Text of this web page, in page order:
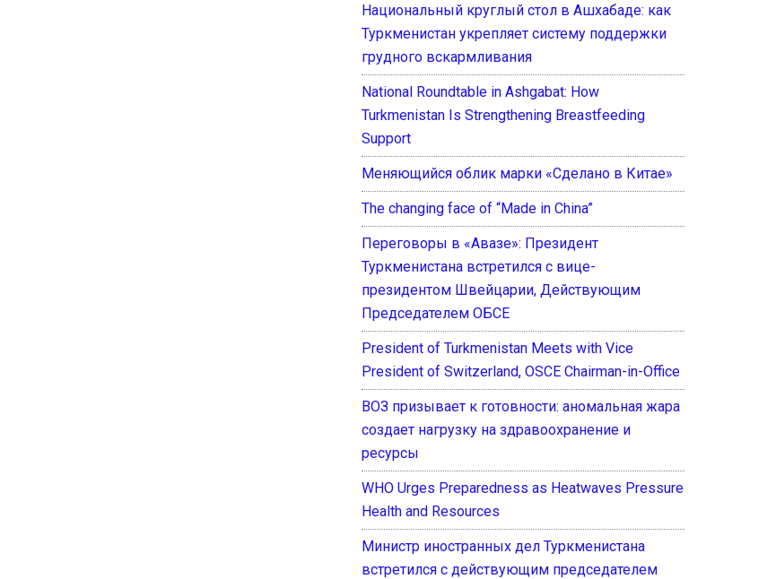
Национальный круглый стол в Ашхабаде: как
Туркменистан укрепляет систему поддержки
грудного вскармливания
National Roundtable in Ashgabat: How
Turkmenistan Is Strengthening Breastfeeding
Support
Меняющийся облик марки «Сделано в Китае»
The changing face of “Made in China”
Переговоры в «Авазе»: Президент
Туркменистана встретился с вице-
президентом Швейцарии, Действующим
Председателем ОБСЕ
President of Turkmenistan Meets with Vice
President of Switzerland, OSCE Chairman-in-Office
ВОЗ призывает к готовности: аномальная жара
создает нагрузку на здравоохранение и
ресурсы
WHO Urges Preparedness as Heatwaves Pressure
Health and Resources
Министр иностранных дел Туркменистана
встретился с действующим председателем